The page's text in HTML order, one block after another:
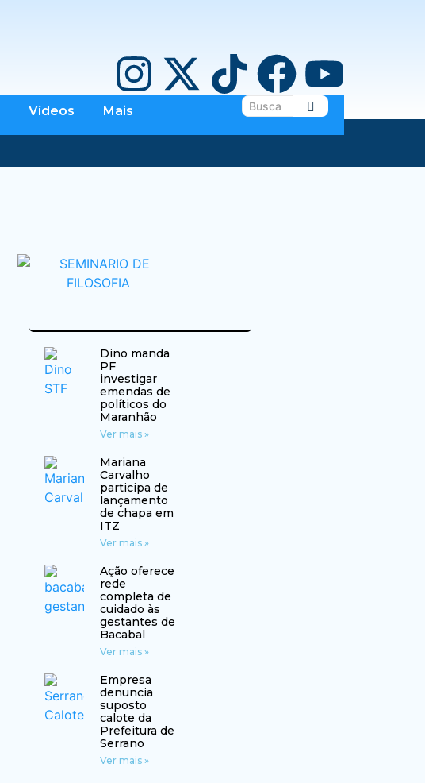
Vídeos Mais
Dino manda
PF
investigar
emendas de
políticos do
Maranhão
Ver mais »
Mariana
Carvalho
participa de
lançamento
de chapa em
ITZ
Ver mais »
Ação oferece
rede
completa de
cuidado às
gestantes de
Bacabal
Ver mais »
Empresa
denuncia
suposto
calote da
Prefeitura de
Serrano
Ver mais »